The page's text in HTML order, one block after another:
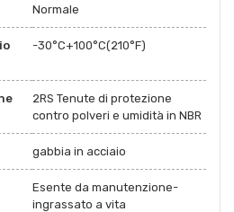
Normale
-30°C+100°C(210°F)
2RS Tenute di protezione
contro polveri e umidità in NBR
gabbia in acciaio
Esente da manutenzione-
ingrassato a vita